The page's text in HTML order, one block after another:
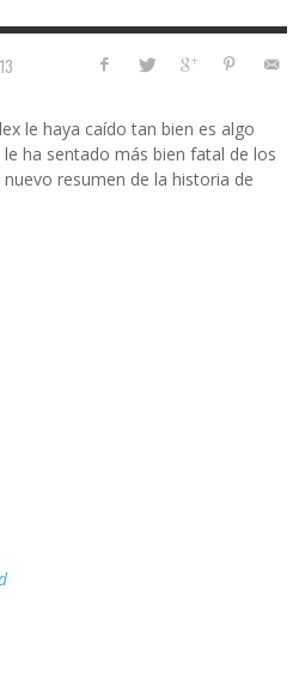
le haya caído tan bien es algo
ha sentado más bien fatal de los
resumen de la historia de